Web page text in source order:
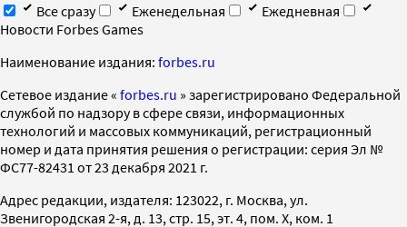
Все сразу
Еженедельная
Ежедневная
Новости Forbes Games
Наименование издания: forbes.ru
Cетевое издание « forbes.ru » зарегистрировано Федеральной
службой по надзору в сфере связи, информационных
технологий и массовых коммуникаций, регистрационный
номер и дата принятия решения о регистрации: серия Эл №
ФС77-82431 от 23 декабря 2021 г.
Адрес редакции, издателя: 123022, г. Москва, ул.
Звенигородская 2-я, д. 13, стр. 15, эт. 4, пом. X, ком. 1